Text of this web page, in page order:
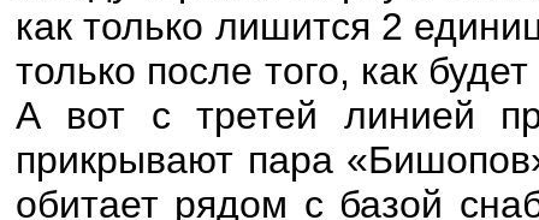
как только лишится 2
только после того, как
А вот с третей линией
прикрывают пара
обитает рядом с базой